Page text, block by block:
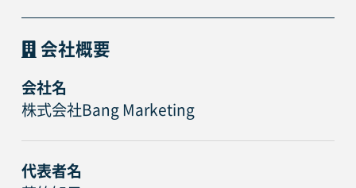
会社概要
会社名
株式会社Bang Marketing
代表者名